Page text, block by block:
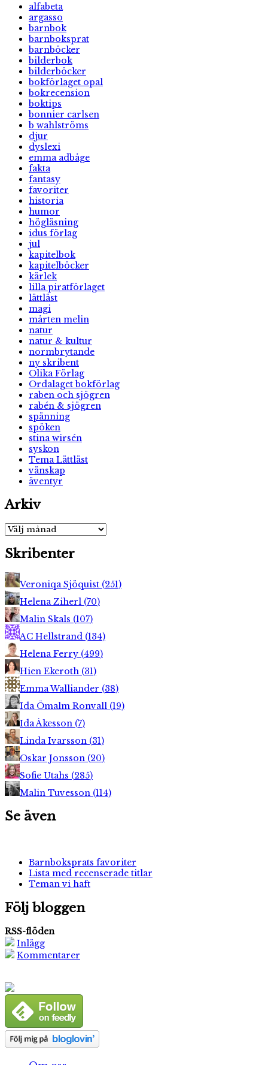
alfabeta
argasso
barnbok
barnboksprat
barnböcker
bilderbok
bilderböcker
bokförlaget opal
bokrecension
boktips
bonnier carlsen
b wahlströms
djur
dyslexi
emma adbåge
fakta
fantasy
favoriter
historia
humor
högläsning
idus förlag
jul
kapitelbok
kapitelböcker
kärlek
lilla piratförlaget
lättläst
magi
mårten melin
natur
natur & kultur
normbrytande
ny skribent
Olika Förlag
Ordalaget bokförlag
raben och sjögren
rabén & sjögren
spänning
spöken
stina wirsén
syskon
Tema Lättläst
vänskap
äventyr
Arkiv
Arkiv
Skribenter
Veroniqa Sjöquist (251)
Helena Ziherl (70)
Malin Skals (107)
AC Hellstrand (134)
Helena Ferry (499)
Hien Ekeroth (31)
Emma Walliander (38)
Ida Ömalm Ronvall (19)
Ida Åkesson (7)
Linda Ivarsson (31)
Oskar Jonsson (20)
Sofie Utahs (285)
Malin Tuvesson (114)
Se även
Barnboksprats favoriter
Lista med recenserade titlar
Teman vi haft
Följ bloggen
RSS-flöden
Inlägg
Kommentarer